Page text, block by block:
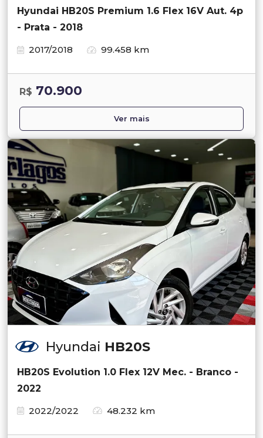
Hyundai HB20S Premium 1.6 Flex 16V Aut. 4p
- Prata - 2018
2017/2018
99.458 km
R$ 70.900
Ver mais
Hyundai HB20S
HB20S Evolution 1.0 Flex 12V Mec. - Branco -
2022
2022/2022
48.232 km